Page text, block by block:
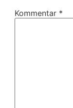
Kommentar *